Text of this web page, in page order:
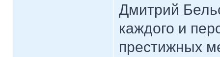
Дмитрий
каждого и
престижных